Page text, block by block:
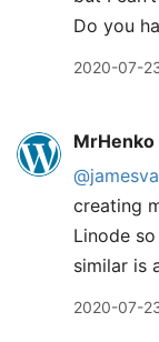
Do you
2020-07-
MrHenko
creating
Linode
similar is
2020-07-